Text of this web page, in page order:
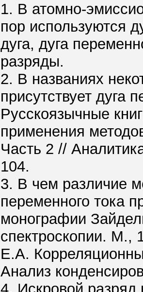
1. В атомно-
пор используются
дуга, дуга
разряды.
2. В названиях
присутствует дуга
Русскоязычные
применения
Часть 2 //
104.
3. В чем различие
переменного тока
монографии
спектроскопии. М.,
Е.А.
Анализ